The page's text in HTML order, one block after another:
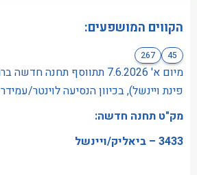
לִנְגִישׁוּת
הָאֲתָר.
הקווים המושפעים:
45
267
פינת ויינשל), בכיוון הנסיעה לוינטר/עמידר
מק"ט תחנה חדשה:
3433 – ביאליק/ויינשל